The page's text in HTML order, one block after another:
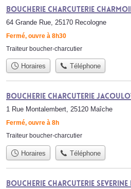
Boucherie Charcuterie
64 Grande Rue, 25170 Recologne
Fermé, ouvre à 8h30
Traiteur boucher-charcutier
Horaires Téléphone
Boucherie Charcuterie
1 Rue Montalembert, 25120 Maîche
Fermé, ouvre à 8h
Traiteur boucher-charcutier
Horaires Téléphone
Boucherie Charcuterie